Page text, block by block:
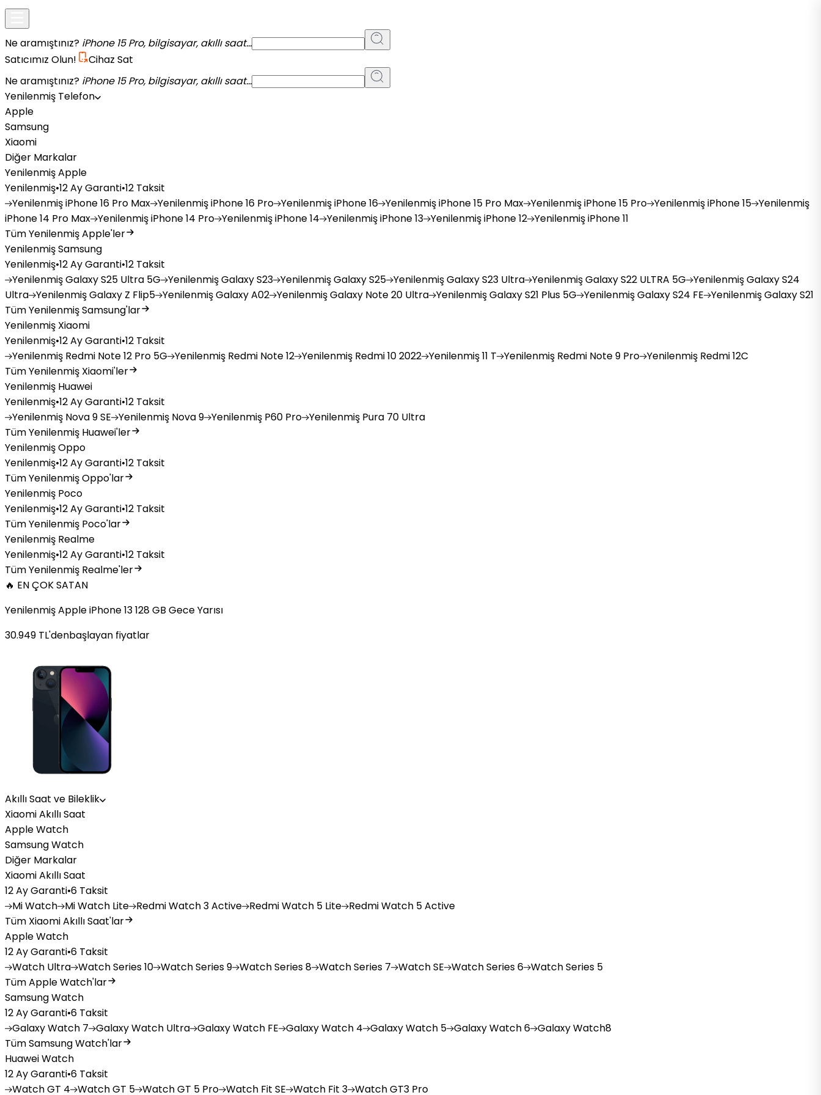
Ne aramıştınız? iPhone 15 Pro, bilgisayar, akıllı saat...
Satıcımız Olun!
Cihaz Sat
Ne aramıştınız? iPhone 15 Pro, bilgisayar, akıllı saat...
Yenilenmiş Telefon
Apple
Samsung
Xiaomi
Diğer Markalar
Yenilenmiş Apple
Yenilenmiş•12 Ay Garanti•12 Taksit
YenilenmişiPhone 16 Pro Max YenilenmişiPhone 16 Pro YenilenmişiPhone 16 YenilenmişiPhone 15 Pro Max YenilenmişiPhone 15 Pro YenilenmişiPhone 15 Yenilenmiş
iPhone 14 Pro Max YenilenmişiPhone 14 Pro YenilenmişiPhone 14 YenilenmişiPhone 13 YenilenmişiPhone 12 YenilenmişiPhone 11
Tüm Yenilenmiş Apple'ler
Yenilenmiş Samsung
Yenilenmiş•12 Ay Garanti•12 Taksit
YenilenmişGalaxy S25 Ultra 5G YenilenmişGalaxy S23 YenilenmişGalaxy S25 YenilenmişGalaxy S23 Ultra YenilenmişGalaxy S22 ULTRA 5G YenilenmişGalaxy S24
Ultra YenilenmişGalaxy Z Flip5 YenilenmişGalaxy A02 YenilenmişGalaxy Note 20 Ultra YenilenmişGalaxy S21 Plus 5G YenilenmişGalaxy S24 FE YenilenmişGalaxy S21
Tüm Yenilenmiş Samsung'lar
Yenilenmiş Xiaomi
Yenilenmiş•12 Ay Garanti•12 Taksit
Yenilenmiş Redmi Note 12 Pro 5G Yenilenmiş Redmi Note 12 Yenilenmiş Redmi 10 2022 Yenilenmiş11 T Yenilenmiş Redmi Note 9 Pro Yenilenmiş Redmi 12C
Tüm Yenilenmiş Xiaomi'ler
Yenilenmiş Huawei
Yenilenmiş•12 Ay Garanti•12 Taksit
Yenilenmiş Nova 9 SE Yenilenmiş Nova 9 Yenilenmiş P60 Pro Yenilenmiş Pura 70 Ultra
Tüm Yenilenmiş Huawei'ler
Yenilenmiş Oppo
Yenilenmiş•12 Ay Garanti•12 Taksit
Tüm Yenilenmiş Oppo'lar
Yenilenmiş Poco
Yenilenmiş•12 Ay Garanti•12 Taksit
Tüm Yenilenmiş Poco'lar
Yenilenmiş Realme
Yenilenmiş•12 Ay Garanti•12 Taksit
Tüm Yenilenmiş Realme'ler
🔥 EN ÇOK SATAN
Yenilenmiş Apple iPhone 13 128 GB Gece Yarısı
30.949 TL'denbaşlayan fiyatlar
Akıllı Saat ve Bileklik
Xiaomi Akıllı Saat
Apple Watch
Samsung Watch
Diğer Markalar
Xiaomi Akıllı Saat
12 Ay Garanti•6 Taksit
MiWatch MiWatch Lite RedmiWatch 3 Active RedmiWatch 5 Lite RedmiWatch 5 Active
Tüm Xiaomi Akıllı Saat'lar
Apple Watch
12 Ay Garanti•6 Taksit
Watch Ultra WatchSeries 10 WatchSeries 9 WatchSeries 8 WatchSeries 7 WatchSE WatchSeries 6 WatchSeries 5
Tüm Apple Watch'lar
Samsung Watch
12 Ay Garanti•6 Taksit
GalaxyWatch 7 GalaxyWatch Ultra GalaxyWatch FE GalaxyWatch 4 GalaxyWatch 5 GalaxyWatch 6 GalaxyWatch8
Tüm Samsung Watch'lar
Huawei Watch
12 Ay Garanti•6 Taksit
WatchGT 4 WatchGT 5 WatchGT 5 Pro Watch Fit SE Watch Fit 3 WatchGT3 Pro